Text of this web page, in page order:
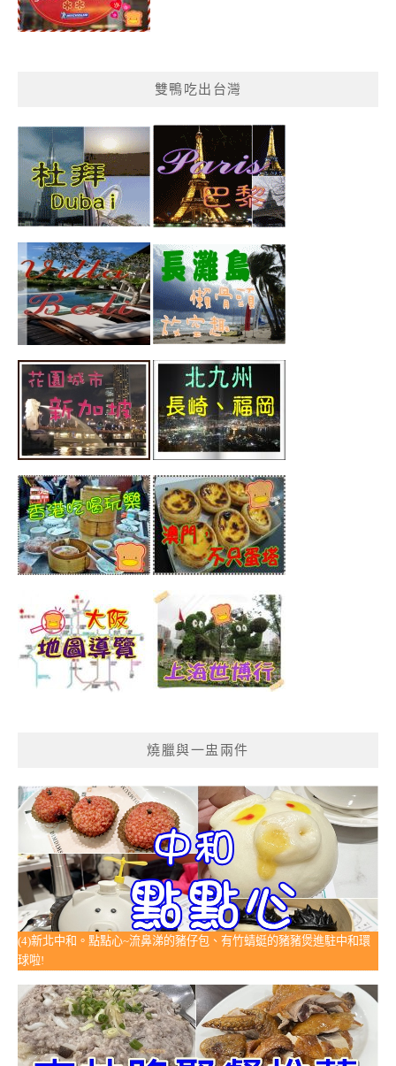
雙鴨吃出台灣
燒臘與一盅兩件
(4)新北中和。點點心~流鼻涕的豬仔包、有竹蜻蜓的豬豬煲進駐中和環
球啦!